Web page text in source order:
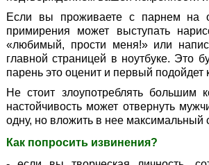
Если вы проживаете с парнем на
примирения может выступать
«любимый, прости меня!» или
главной страницей в ноутбуке. Это
парень это оценит и первый подойдет
Не стоит злоупотреблять большим
настойчивость может отвернуть
одну, но вложить в нее максимальный
Как попросить извинения?